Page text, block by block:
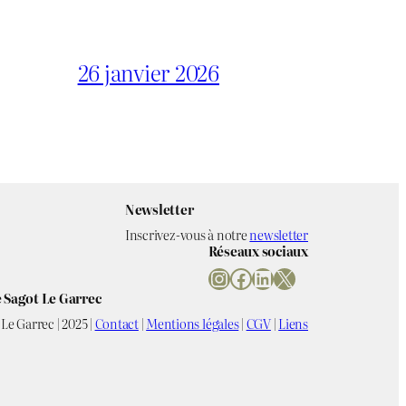
26 janvier 2026
Newsletter
Inscrivez-vous à notrenewsletter
Réseaux sociaux
InstagramFacebook LinkedIn X
Le Garrec
Garrec | 2025 |Contact|Mentions légales|CGV|Liens